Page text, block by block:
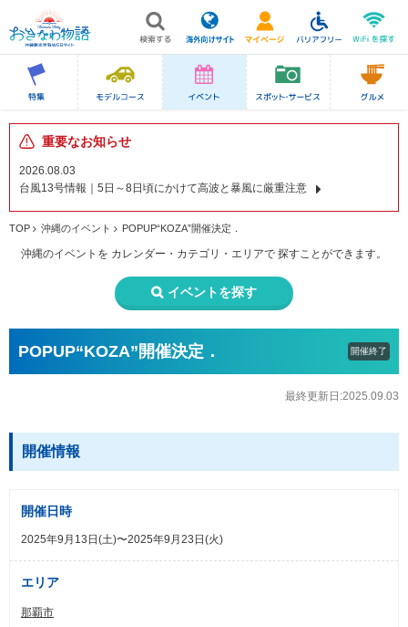
重要なお知らせ
2026.08.03
台風13号情報｜5日～8日頃にかけて高波と暴風に厳重注意
TOP 沖縄のイベント POPUP“KOZA”開催決定．
沖縄のイベントを カレンダー・カテゴリ・エリアで 探すことができます。
イベントを探す
POPUP“KOZA”開催決定． 開催終了
最終更新日:2025.09.03
開催情報
開催日時
2025年9月13日(土)〜2025年9月23日(火)
エリア
那覇市